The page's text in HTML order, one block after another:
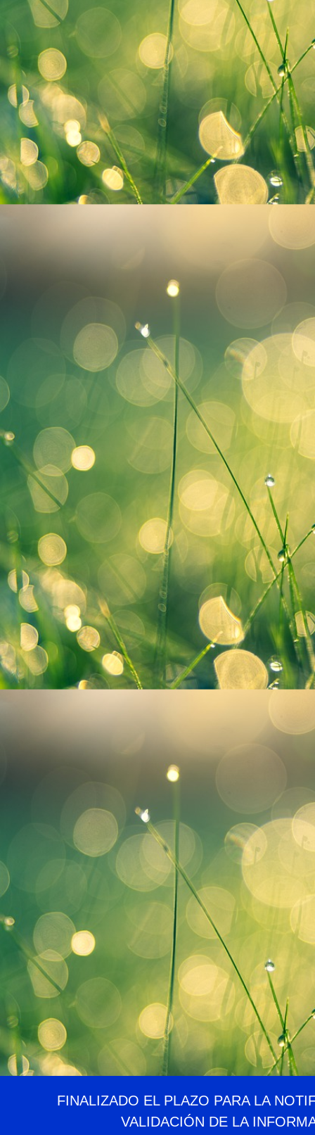
FINALIZADO EL PLAZO PARA LA
VALIDACIÓN DE LA